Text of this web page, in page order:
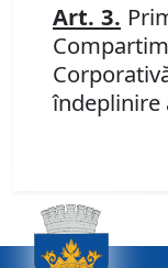
Art. 3.
îndeplinire